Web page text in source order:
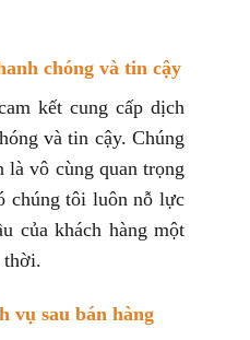
chóng và tin cậy
kết cung cấp dịch
và tin cậy. Chúng
vô cùng quan trọng
chúng tôi luôn nỗ lực
của khách hàng một
thời.
vụ sau bán hàng